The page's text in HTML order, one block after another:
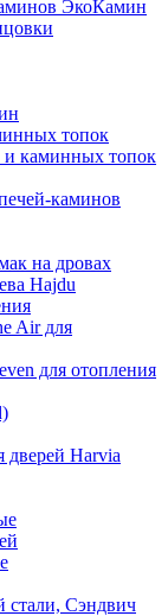
ЭкоКамин
топок
и каминных топок
каминов
на дровах
Hajdu
Air для
для отопления
Harvia
Сэндвич